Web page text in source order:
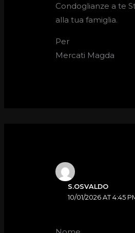
Condoglianze a te
alla tua famiglia.
Per
Mercati Magda
S.OSVALDO
10/01/2026 AT 4:45